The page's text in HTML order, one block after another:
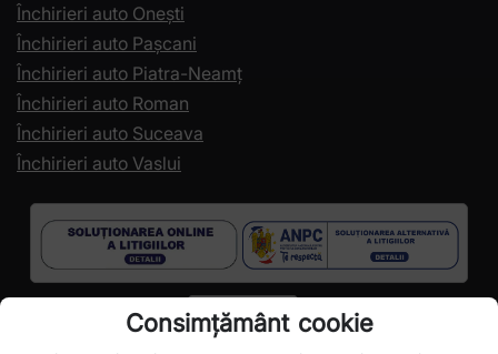
Închirieri auto Onești
Închirieri auto Pașcani
Închirieri auto Piatra-Neamț
Închirieri auto Roman
Închirieri auto Suceava
Închirieri auto Vaslui
Consimțământ cookie